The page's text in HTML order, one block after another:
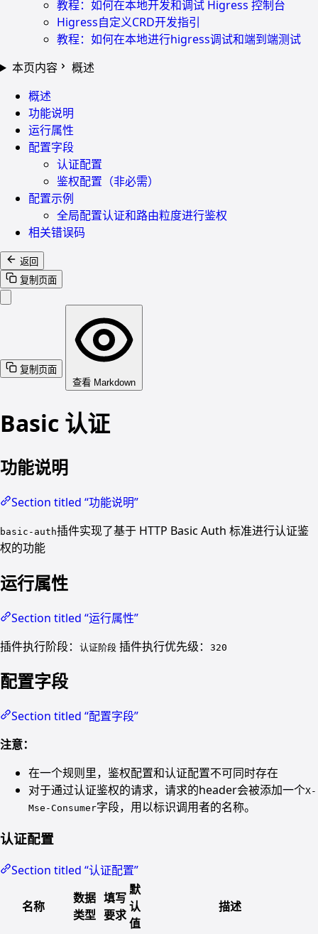
教程：如何在本地开发和调试 Higress 控制台
Higress自定义CRD开发指引
教程：如何在本地进行higress调试和端到端测试
本页内容
概述
概述
功能说明
运行属性
配置字段
认证配置
鉴权配置（非必需）
配置示例
全局配置认证和路由粒度进行鉴权
相关错误码
返回
复制页面
复制页面
查看 Markdown
Basic 认证
功能说明
Section titled “功能说明”
basic-auth插件实现了基于 HTTP Basic Auth 标准进行认证鉴
权的功能
运行属性
Section titled “运行属性”
插件执行阶段：
认证阶段 插件执行优先级： 320
配置字段
Section titled “配置字段”
注意：
在一个规则里，鉴权配置和认证配置不可同时存在
对于通过认证鉴权的请求，请求的header会被添加一个X-
Mse-Consumer字段，用以标识调用者的名称。
认证配置
Section titled “认证配置”
名称
数据
类型
填写
要求
默
认
值
描述